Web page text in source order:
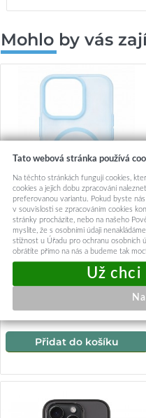
Mohlo by vás
Kryt Tel Protect Mist Matte
MagSafe pro iPhone 15 Pro
světle modrý
239,-
Skladem u dodavatele
Přidat do košíku
Tato webová stránka používá
Na těchto stránkách fungují cookies,
cookies a jejich dobu zpracování
preferovanou variantu. Pokud byste
v souvislosti se zpracováním cookies
stránky procházíte, nebo na našeho
myslíte, že s osobními údaji
stížnost u Úřadu pro ochranu osobních
obrátíte přímo na nás a budeme tak